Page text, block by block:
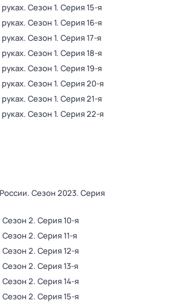
. Сезон 1. Серия 15-я
. Сезон 1. Серия 16-я
. Сезон 1. Серия 17-я
. Сезон 1. Серия 18-я
. Сезон 1. Серия 19-я
. Сезон 1. Серия 20-я
. Сезон 1. Серия 21-я
. Сезон 1. Серия 22-я
. Сезон 2023. Серия
Сезон 2. Серия 10-я
Сезон 2. Серия 11-я
Сезон 2. Серия 12-я
Сезон 2. Серия 13-я
Сезон 2. Серия 14-я
Сезон 2. Серия 15-я